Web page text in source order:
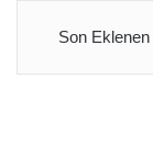
Son Eklenen